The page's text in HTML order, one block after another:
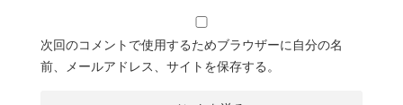
次回のコメントで使用するためブラウザーに自分の名
前、メールアドレス、サイトを保存する。